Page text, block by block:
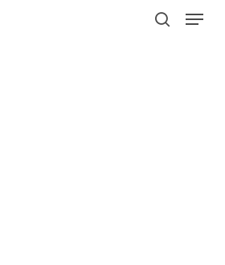
search
Menu